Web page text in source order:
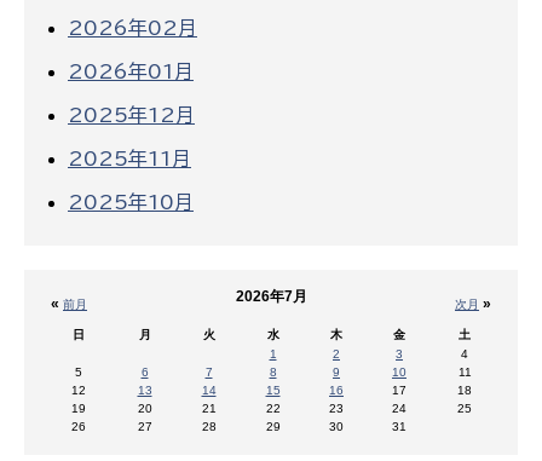
2026年02月
2026年01月
2025年12月
2025年11月
2025年10月
« 前月 次月 »
2026年7月
日 月 火 水 木 金
土
1
2 3
4
5
6 7 8 9 10
11
12
13 14 15 16 17
18
19
20 21 22 23 24
25
26
27 28 29 30 31